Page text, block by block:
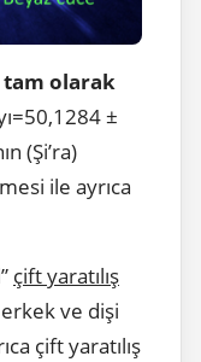
tam olarak
±
(Şi’ra)
ile ayrıca
” çift yaratılış
ve dişi
çift yaratılış